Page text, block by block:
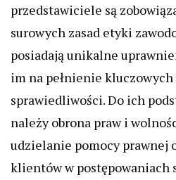
przedstawiciele są
surowych zasad etyki
posiadają unikalne
im na pełnienie
sprawiedliwości. Do ich
należy obrona praw i
udzielanie pomocy prawnej
klientów w postępowaniach